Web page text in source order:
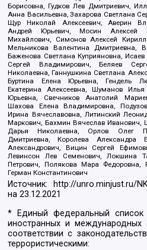
Борисовна, Гудков Лев Дмитриевич,
Анна Васильевна, Захарова Светлана
Щур Николай Алексеевич, Аверин
Андрей Юрьевич, Мосин Алексей
Михайлович, Симонов Алексей
Мельникова Валентина Дмитриевна,
Баженова Светлана Куприяновна,
Сергей Владимирович, Беляев
Николаевна, Ганнушкина Светлана
Буртина Елена Юрьевна, Гендель
Екатерина Алексеевна, Шуманов
Юрьевна, Свечников Анатолий
Шахова Елена Владимировна,
Ирина Вячеславовна, Литинский
Маркович, Бахмин Вячеслав Иванович,
Дарья Николаевна, Орлов Олег
Дмитриевна, Королева Александра
Александрович, Вицин Сергей
Левинсон Лев Семенович, Локшина
Петрович, Полякова Мара Федоровна,
Герман Константинович
Источник: http://unro.minjust.ru/
на23.12.2021
* Единый федеральный список
иностранных и международных
соответствии с
террористическими: